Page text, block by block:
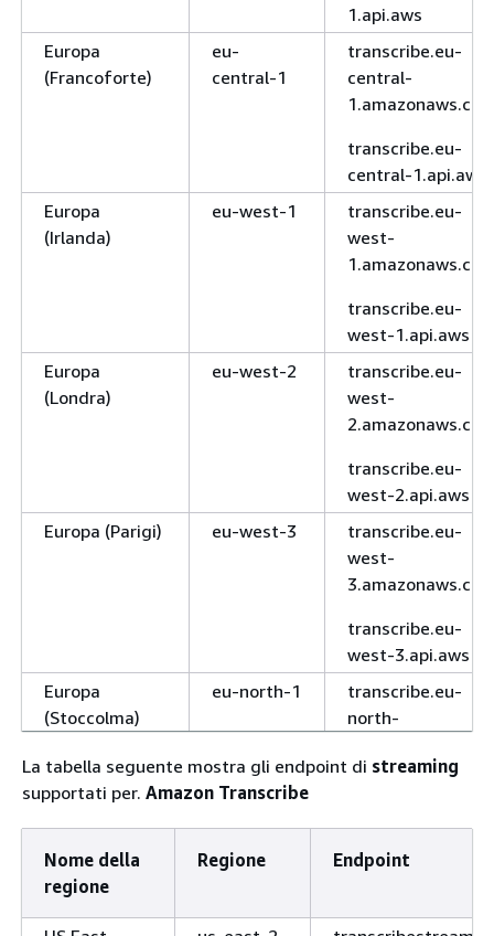
1.api.aws
Europa
(Francoforte)
eu-
central-1
transcribe.eu-
central-
transcribe.eu-
central-1.api.aws
Europa
(Irlanda)
eu-west-1
transcribe.eu-
west-
transcribe.eu-
west-1.api.aws
Europa
(Londra)
eu-west-2
transcribe.eu-
west-
transcribe.eu-
west-2.api.aws
Europa (Parigi)
eu-west-3
transcribe.eu-
west-
transcribe.eu-
west-3.api.aws
Europa
(Stoccolma)
eu-north-1
transcribe.eu-
north-
Europa
(Zurigo)
eu-
central-2
transcribe.eu-
central-
La tabella seguente mostra gli endpoint di streaming
supportati per. Amazon Transcribe
Nome della
regione
Regione Endpoint